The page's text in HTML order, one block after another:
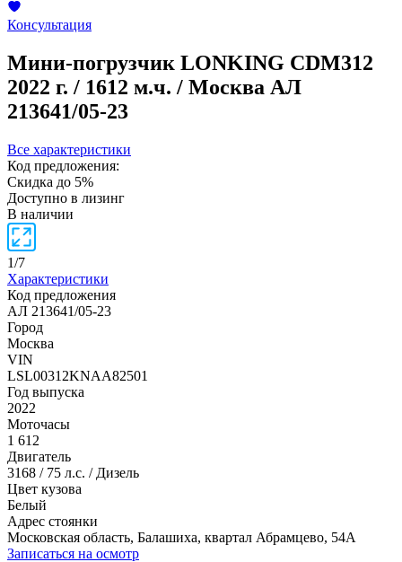
Консультация
Мини-погрузчик LONKING CDM312
2022 г. / 1612 м.ч. / Москва АЛ
213641/05-23
Все характеристики
Код предложения:
Скидка до 5%
Доступно в лизинг
В наличии
1/7
Характеристики
Код предложения
АЛ 213641/05-23
Город
Москва
VIN
LSL00312KNAA82501
Год выпуска
2022
Моточасы
1 612
Двигатель
3168 / 75 л.с. / Дизель
Цвет кузова
Белый
Адрес стоянки
Московская область, Балашиха, квартал Абрамцево, 54А
Записаться на осмотр